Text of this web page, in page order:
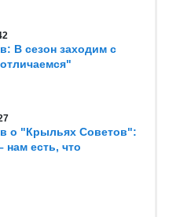
В сезон заходим с
о "Крыльях Советов":
есть, что